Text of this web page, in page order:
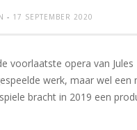
- 17 SEPTEMBER 2020
voorlaatste opera van
werk, maar wel
bracht in 2019 een